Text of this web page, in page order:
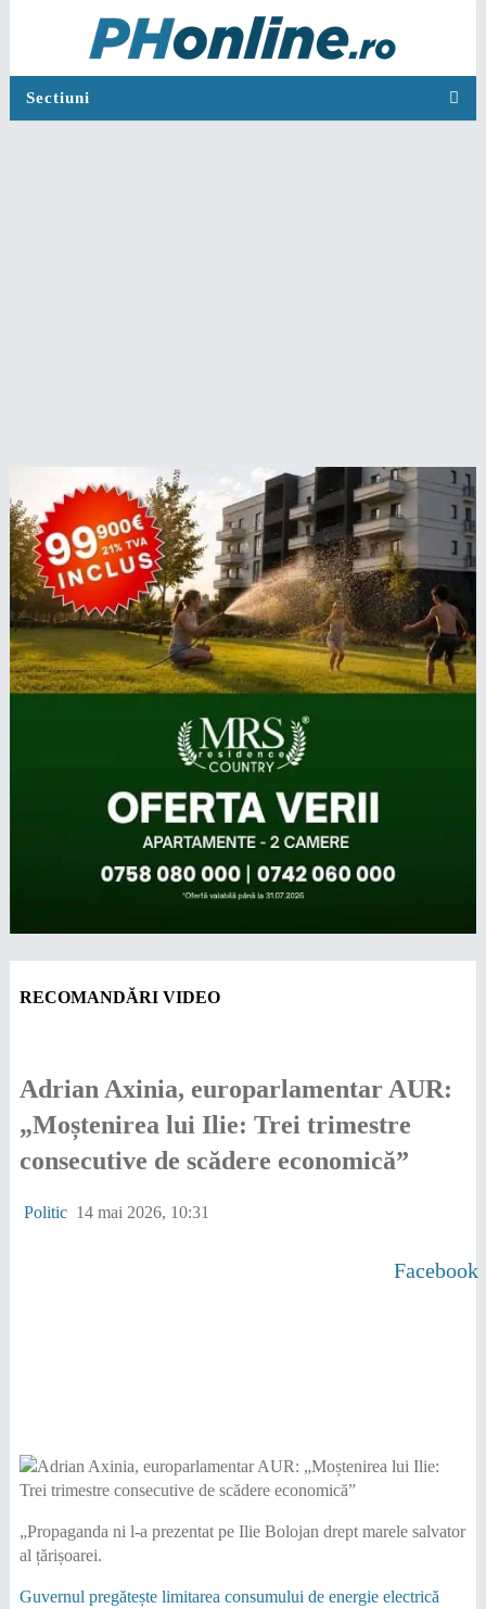
Sectiuni
RECOMANDĂRI VIDEO
Adrian Axinia, europarlamentar AUR:
„Moștenirea lui Ilie: Trei trimestre
consecutive de scădere economică”
Politic 14 mai 2026, 10:31
Facebook
„Propaganda ni l-a prezentat pe Ilie Bolojan drept marele salvator
al țărișoarei.
Guvernul pregătește limitarea consumului de energie electrică